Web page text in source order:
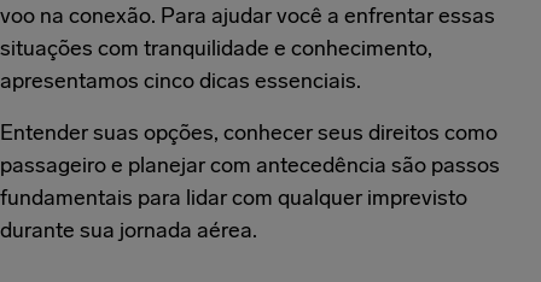
voo na conexão. Para ajudar você a enfrentar essas
situações com tranquilidade e conhecimento,
apresentamos cinco dicas essenciais.
Entender suas opções, conhecer seus direitos como
passageiro e planejar com antecedência são passos
fundamentais para lidar com qualquer imprevisto
durante sua jornada aérea.